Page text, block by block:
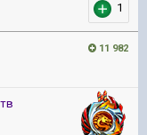
1
11 982